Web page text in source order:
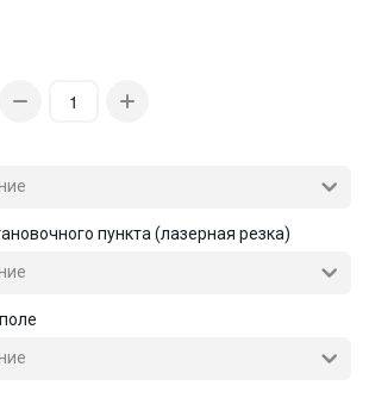
пункта (лазерная резка)